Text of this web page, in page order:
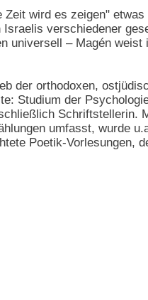
wird es zeigen"
verschiedener
universell – Magén weist
der orthodoxen,
Studium der
Schriftstellerin.
umfasst, wurde
Poetik-Vorlesungen,